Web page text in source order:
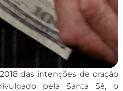
das intenções de oração
pela Santa Sé, o